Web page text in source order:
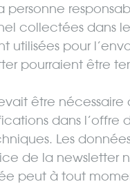
collectées dans
utilisées pour
pourraient être
être
dans l’offre
Les
de la newsletter
peut à tout